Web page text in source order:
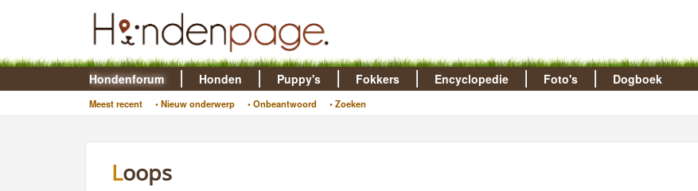
Hondenforum
Meest recent • Nieuw onderwerp • Onbeantwoord • Zoeken
Honden Puppy's Fokkers Encyclopedie Foto's Dogboek
Loops